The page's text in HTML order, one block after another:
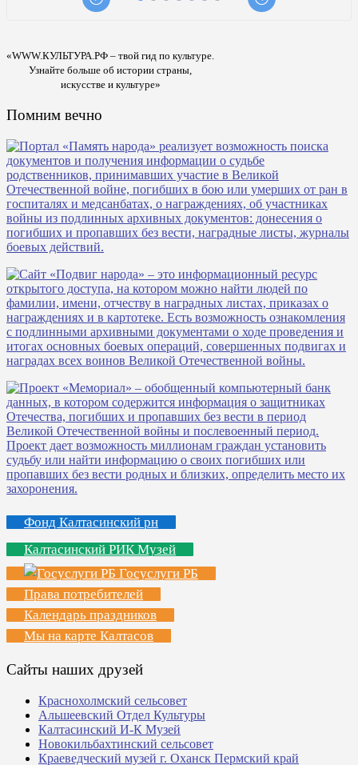
«WWW.КУЛЬТУРА.РФ – твой гид по культуре.
Узнайте больше об истории страны,
искусстве и культуре»
Помним вечно
Фонд Калтасинский рн
Калтасинский РИК Музей
Госуслуги РБ
Права потребителей
Календарь праздников
Мы на карте Калтасов
Сайты наших друзей
Краснохолмский сельсовет
Альшеевский Отдел Культуры
Калтасинский И-К Музей
Новокильбахтинский сельсовет
Краеведческий музей г. Оханск Пермский край